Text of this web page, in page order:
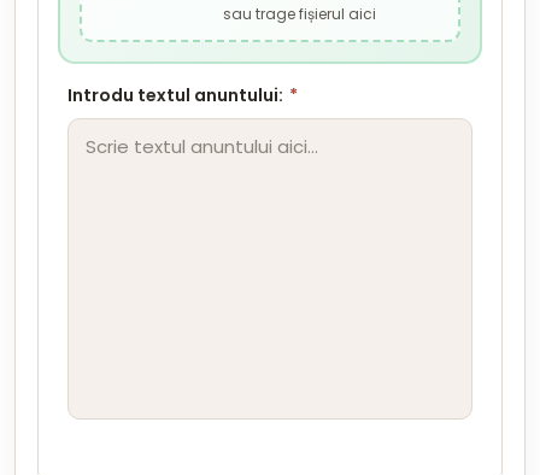
sau trage fișierul aici
Introdu textul anuntului: *